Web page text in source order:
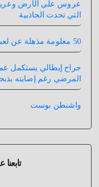
عروس علي الأرض
التي تحدت الجاذبية
50 معلومة مذهلة عن لعبة الشطرنج
جراح إيطالي يستكمل
المرضي رغم إصابته
واشنطن بوست